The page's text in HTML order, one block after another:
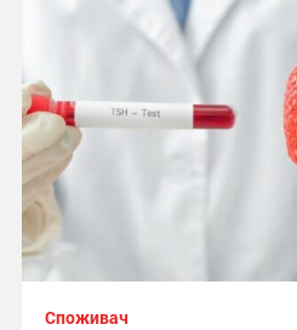
10:02, 6.08.2026
Споживач